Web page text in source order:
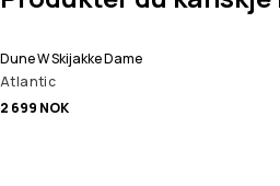
Dune W Skijakke Dame
Atlantic
2 699 NOK